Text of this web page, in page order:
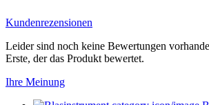
Kundenrezensionen
Leider sind noch keine Bewertungen
Erste, der das Produkt bewertet.
Ihre Meinung